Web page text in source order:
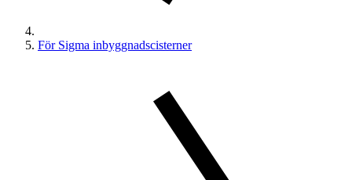
För Sigma inbyggnadscisterner